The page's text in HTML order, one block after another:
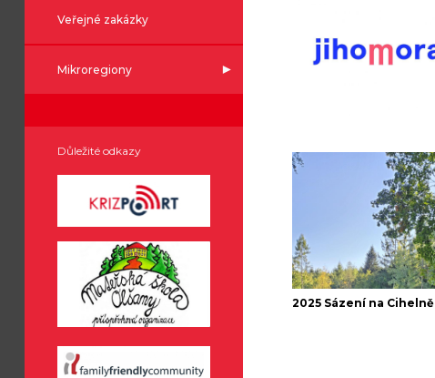
Veřejné zakázky
Mikroregiony
Důležité odkazy
2025 Sázení na Cihelně